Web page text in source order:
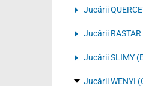
Jucării
Jucării
Jucării SLIMY
Jucării WENYI